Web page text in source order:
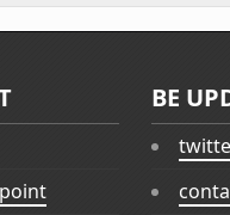
BE